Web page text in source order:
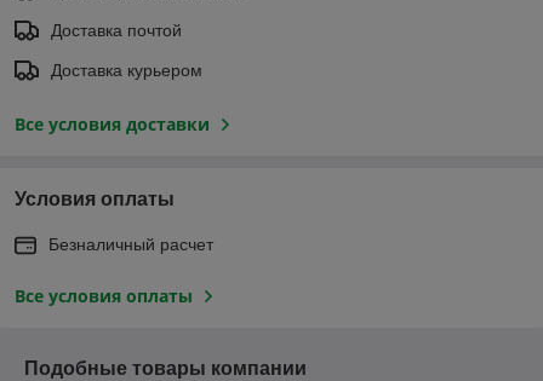
Доставка почтой
Доставка курьером
Все условия доставки
Условия оплаты
Безналичный расчет
Все условия оплаты
Подобные товары компании